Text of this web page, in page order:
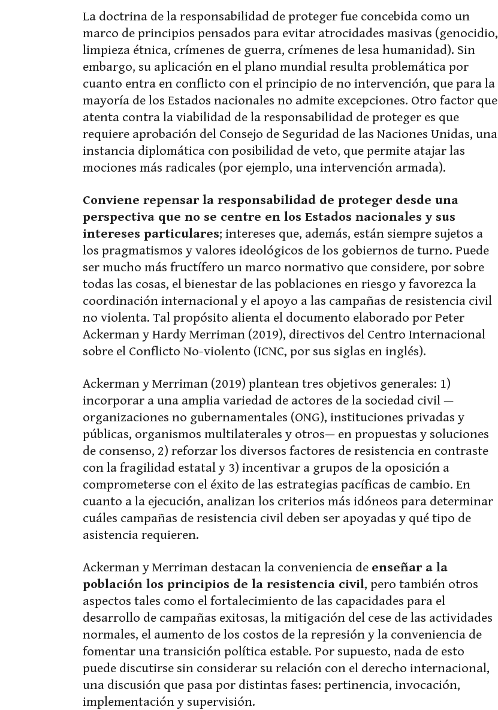
La doctrina de la responsabilidad de proteger fue concebida como un
marco de principios pensados para evitar atrocidades masivas (genocidio,
limpieza étnica, crímenes de guerra, crímenes de lesa humanidad). Sin
embargo, su aplicación en el plano mundial resulta problemática por
cuanto entra en conflicto con el principio de no intervención, que para la
mayoría de los Estados nacionales no admite excepciones. Otro factor que
atenta contra la viabilidad de la responsabilidad de proteger es que
requiere aprobación del Consejo de Seguridad de las Naciones Unidas, una
instancia diplomática con posibilidad de veto, que permite atajar las
mociones más radicales (por ejemplo, una intervención armada).
Conviene repensar la responsabilidad de proteger desde una
perspectiva que no se centre en los Estados nacionales y sus
intereses particulares; intereses que, además, están siempre sujetos a
los pragmatismos y valores ideológicos de los gobiernos de turno. Puede
ser mucho más fructífero un marco normativo que considere, por sobre
todas las cosas, el bienestar de las poblaciones en riesgo y favorezca la
coordinación internacional y el apoyo a las campañas de resistencia civil
no violenta. Tal propósito alienta el documento elaborado por Peter
Ackerman y Hardy Merriman (2019), directivos del Centro Internacional
sobre el Conflicto No-violento (ICNC, por sus siglas en inglés).
Ackerman y Merriman (2019) plantean tres objetivos generales: 1)
incorporar a una amplia variedad de actores de la sociedad civil —
organizaciones no gubernamentales (ONG), instituciones privadas y
públicas, organismos multilaterales y otros— en propuestas y soluciones
de consenso, 2) reforzar los diversos factores de resistencia en contraste
con la fragilidad estatal y 3) incentivar a grupos de la oposición a
comprometerse con el éxito de las estrategias pacíficas de cambio. En
cuanto a la ejecución, analizan los criterios más idóneos para determinar
cuáles campañas de resistencia civil deben ser apoyadas y qué tipo de
asistencia requieren.
Ackerman y Merriman destacan la conveniencia de enseñar a la
población los principios de la resistencia civil, pero también otros
aspectos tales como el fortalecimiento de las capacidades para el
desarrollo de campañas exitosas, la mitigación del cese de las actividades
normales, el aumento de los costos de la represión y la conveniencia de
fomentar una transición política estable. Por supuesto, nada de esto
puede discutirse sin considerar su relación con el derecho internacional,
una discusión que pasa por distintas fases: pertinencia, invocación,
implementación y supervisión.